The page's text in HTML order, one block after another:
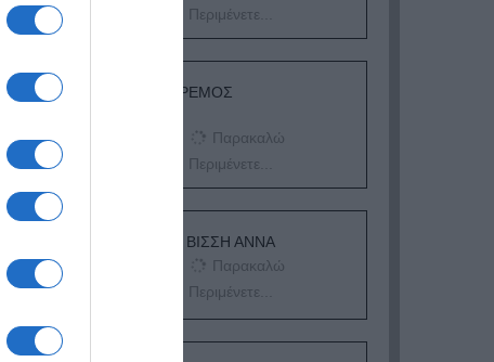
Περιμένετε...
ΔΕΥΤΕΡΑ – ΡΕΜΟΣ
Παρακαλώ
Περιμένετε...
ΕΞΑΙΡΕΣΗ – ΒΙΣΣΗ ΑΝΝΑ
Παρακαλώ
Περιμένετε...